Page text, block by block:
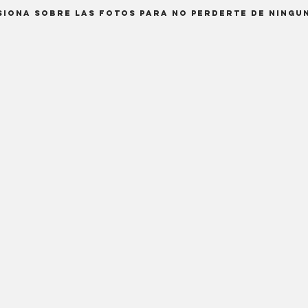
sobre las fotos para no perderte de